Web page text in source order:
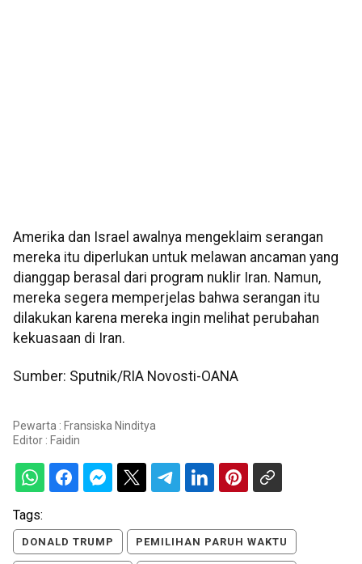
Amerika dan Israel awalnya mengeklaim serangan
mereka itu diperlukan untuk melawan ancaman yang
dianggap berasal dari program nuklir Iran. Namun,
mereka segera memperjelas bahwa serangan itu
dilakukan karena mereka ingin melihat perubahan
kekuasaan di Iran.
Sumber: Sputnik/RIA Novosti-OANA
Pewarta : Fransiska Ninditya
Editor : Faidin
Tags:
DONALD TRUMP PEMILIHAN PARUH WAKTU